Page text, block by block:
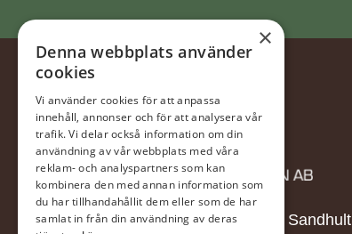
Näs 20, 504 91, Sandhult
×
Denna webbplats använder
cookies
Vi använder cookies för att anpassa
innehåll, annonser och för att analysera vår
trafik. Vi delar också information om din
användning av vår webbplats med våra
reklam- och analyspartners som kan
kombinera den med annan information som
du har tillhandahållit dem eller som de har
samlat in från din användning av deras